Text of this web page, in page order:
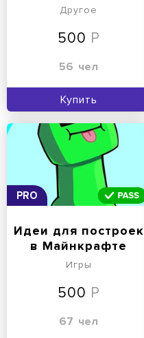
Другое
500
56 чел
Купить
PRO
Идеи для построек
в Майнкрафте
Игры
500
67 чел